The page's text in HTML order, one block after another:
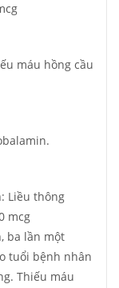
máu hồng cầu
Liều thông
mcg
ba lần một
tuổi bệnh nhân
Thiếu máu